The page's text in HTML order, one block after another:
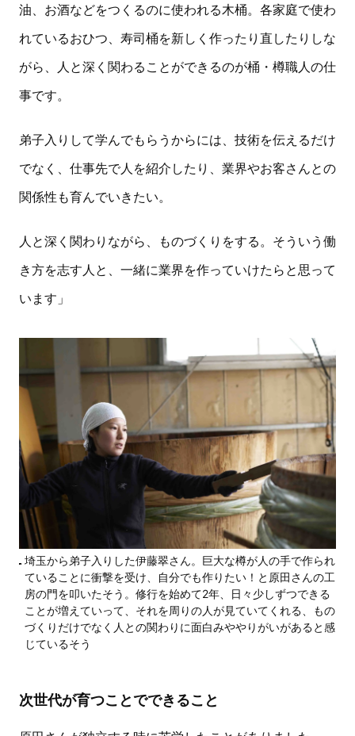
油、お酒などをつくるのに使われる木桶。各家庭で使わ
れているおひつ、寿司桶を新しく作ったり直したりしな
がら、人と深く関わることができるのが桶・樽職人の仕
事です。
弟子入りして学んでもらうからには、技術を伝えるだけ
でなく、仕事先で人を紹介したり、業界やお客さんとの
関係性も育んでいきたい。
人と深く関わりながら、ものづくりをする。そういう働
き方を志す人と、一緒に業界を作っていけたらと思って
います」
埼玉から弟子入りした伊藤翠さん。巨大な樽が人の手で作られ
ていることに衝撃を受け、自分でも作りたい！と原田さんの工
房の門を叩いたそう。修行を始めて2年、日々少しずつできる
ことが増えていって、それを周りの人が見ていてくれる、もの
づくりだけでなく人との関わりに面白みややりがいがあると感
じているそう
次世代が育つことでできること